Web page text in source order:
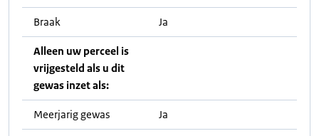
Braak Ja
Alleen uw perceel is
vrijgesteld als u dit
gewas inzet als:
Meerjarig gewas Ja